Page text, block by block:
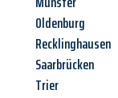
Oldenburg
Recklinghausen
Saarbrücken
Trier